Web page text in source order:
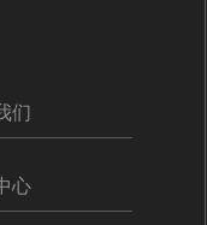
们
心